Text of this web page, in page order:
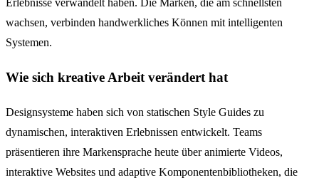
wachsen, verbinden handwerkliches Können mit intelligenten
Systemen.
Wie sich kreative Arbeit verändert hat
Designsysteme haben sich von statischen Style Guides zu
dynamischen, interaktiven Erlebnissen entwickelt. Teams
präsentieren ihre Markensprache heute über animierte Videos,
interaktive Websites und adaptive Komponentenbibliotheken, die